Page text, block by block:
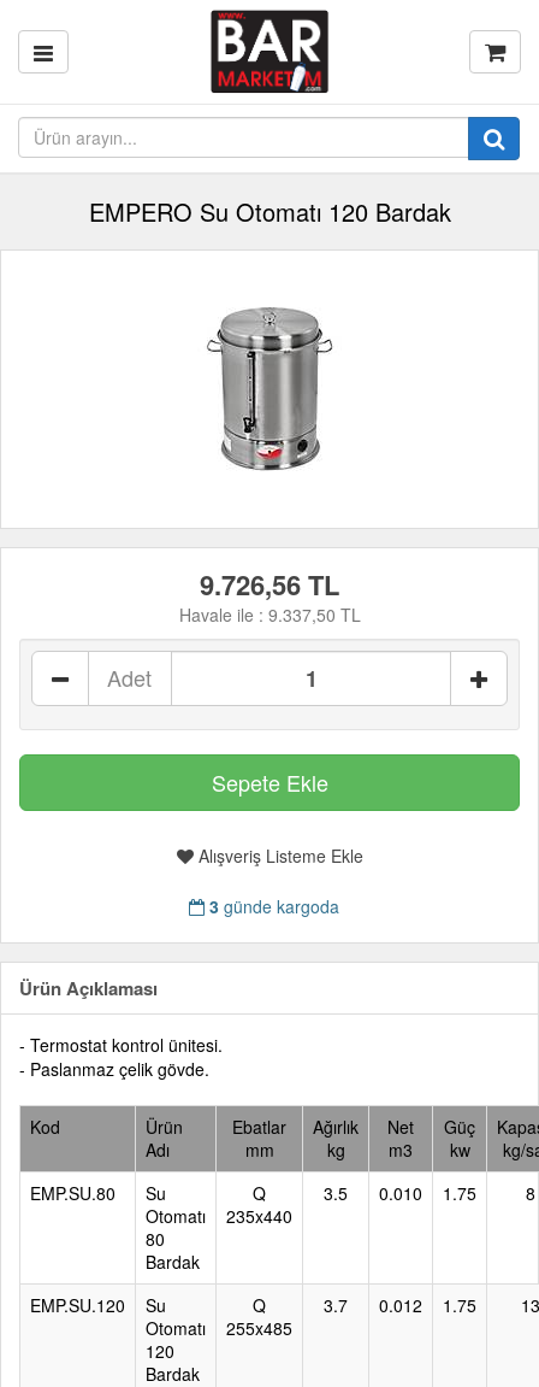
EMPERO Su Otomatı 120 Bardak
9.726,56 TL
Havale ile : 9.337,50 TL
Adet
Alışveriş Listeme Ekle
3günde kargoda
Ürün Açıklaması
- Termostat kontrol ünitesi.
- Paslanmaz çelik gövde.
Kod
Ürün
Adı
Ebatlar
mm
Ağırlık
kg
Net
m3
Güç
kw
kg/
EMP.SU.80
Su
Otomatı
80
Bardak
Q
235x440
3.5 0.010 1.75 8
EMP.SU.120
Su
Otomatı
120
Bardak
Q
255x485
3.7 0.012 1.75 13